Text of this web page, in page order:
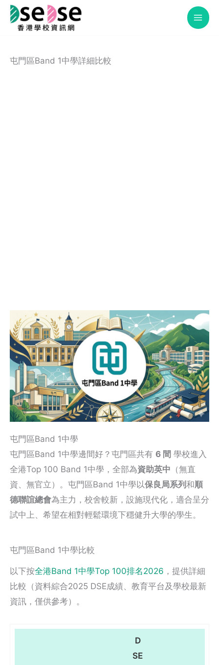
Skip
屯門區Band 1中學詳細比較
屯門區Band 1中學
屯門區Band 1中學邊間好？屯門區共有 6 間 學校進入
全港Top 100 Band 1中學，全部為資助英中 （無直
資、無官立）。屯門區Band 1中學以保良局系列 和順
德聯誼總會為主力，校舍較新，設施現代化，適合呈分
試中上、希望在相對輕鬆環境下穩健升大學的學生。
屯門區Band 1中學比較
以下按全港Band 1中學Top 100排名2026 ，提供詳細
比較（資料綜合2025 DSE成績、教育平台及學校最新
資訊，僅供參考）。
D
SE